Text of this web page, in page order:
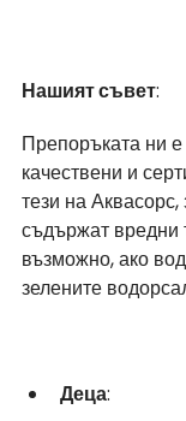
Нашият съвет:
Препоръката ни
качествени и
тези на
съдържат вредни
възможно, ако
зелените
Деца: